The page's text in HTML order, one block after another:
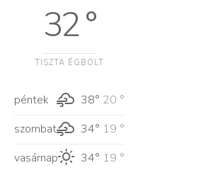
32 °
TISZTA ÉGBOLT
péntek 38° 20 °
szombat
34° 19 °
vasárnap
34° 19 °